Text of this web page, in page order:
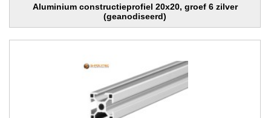
Aluminium constructieprofiel 20x20, groef 6 zilver
(geanodiseerd)